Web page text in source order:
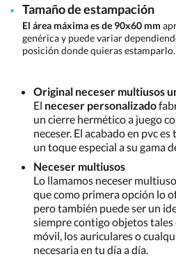
Tamaño de estampación
El área máxima es de 90x60 mm
genérica y puede variar
posición donde quieras estamparlo.
Original neceser multiusos
El neceser personalizado
un cierre hermético a juego
neceser. El acabado en pvc
un toque especial a su gama
Neceser multiusos
Lo llamamos neceser
que como primera opción lo
pero también puede ser un
siempre contigo objetos tales
móvil, los auriculares o
necesaria en tu día a día.